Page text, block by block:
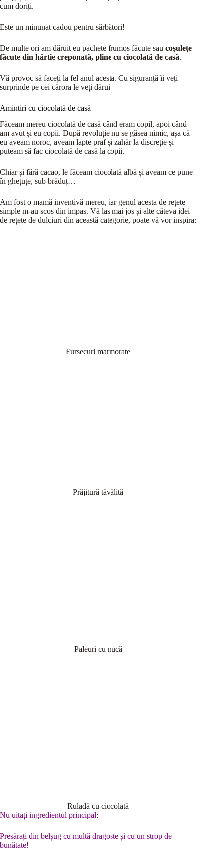
cum doriți.
Este un minunat cadou pentru sărbători!
De multe ori am dăruit eu pachete frumos făcute sau coșulețe
făcute din hârtie creponată, pline cu ciocolată de casă.
Vă provoc să faceți la fel anul acesta. Cu siguranță îi veți
surprinde pe cei cărora le veți dărui.
Amintiri cu ciocolată de casă
Făceam mereu ciocolată de casă când eram copil, apoi când
am avut și eu copii. După revoluție nu se găsea nimic, așa că
eu aveam noroc, aveam lapte praf și zahăr la discreție și
puteam să fac ciocolată de casă la copii.
Chiar și fără cacao, le făceam ciocolată albă și aveam ce pune
în ghețuțe, sub brăduț…
Am fost o mamă inventivă mereu, iar genul acesta de rețete
simple m-au scos din impas. Vă las mai jos și alte câteva idei
de rețete de dulciuri din această categorie, poate vă vor inspira:
Fursecuri marmorate
Prăjitură tăvălită
Paleuri cu nucă
Ruladă cu ciocolată
Nu uitați ingredientul principal:
Presărați din belșug cu multă dragoste și cu un strop de
bunătate!